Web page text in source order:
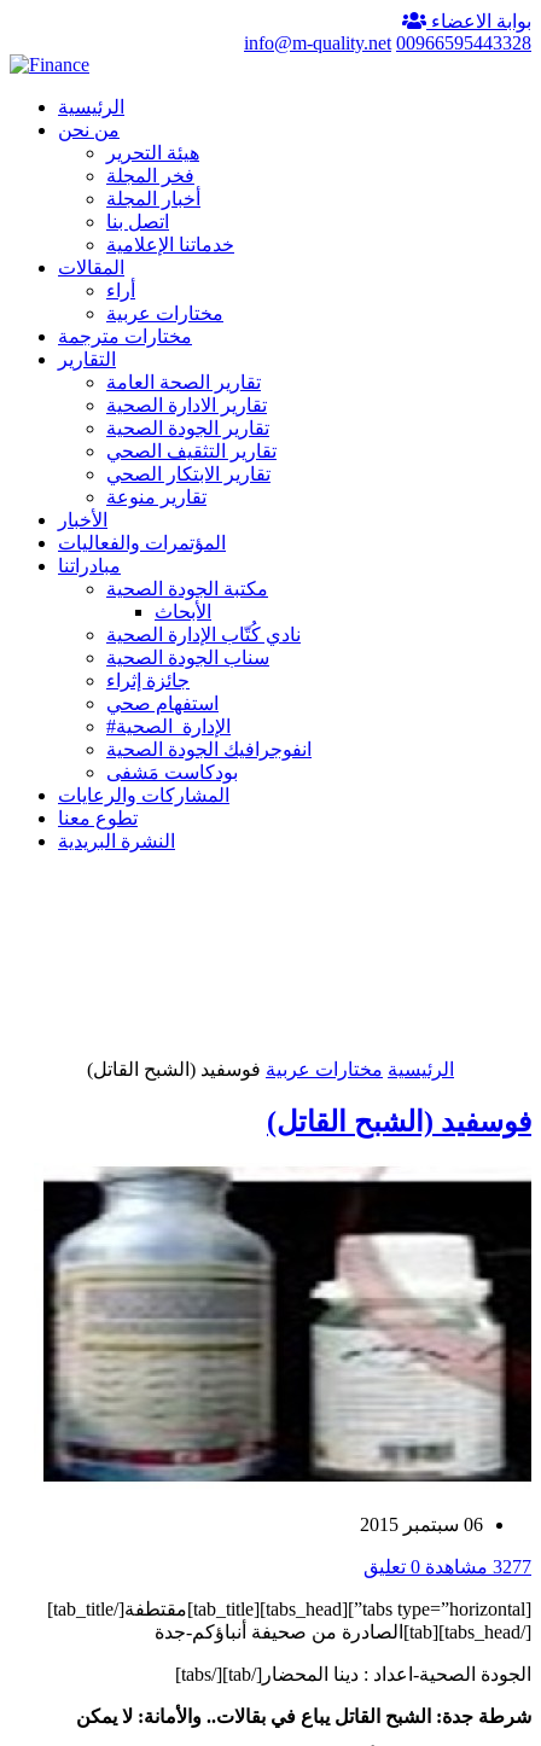
بوابة الاعضاء
00966595443328
info@m-quality.net
الرئيسية
من نحن
هيئة التحرير
فخر المجلة
أخبار المجلة
اتصل بنا
خدماتنا الإعلامية
المقالات
أراء
مختارات عربية
مختارات مترجمة
التقارير
تقارير الصحة العامة
تقارير الادارة الصحية
تقارير الجودة الصحية
تقارير التثقيف الصحي
تقارير الابتكار الصحي
تقارير منوعة
الأخبار
المؤتمرات والفعاليات
مبادراتنا
مكتبة الجودة الصحية
الأبحاث
نادي كُتّاب الإدارة الصحية
سناب الجودة الصحية
جائزة إثراء
استفهام صحي
#الإدارة_الصحية
انفوجرافيك الجودة الصحية
بودكاست مَشفى
المشاركات والرعايات
تطوع معنا
النشرة البريدية
الرئيسية مختارات عربية فوسفيد (الشبح القاتل)
فوسفيد (الشبح القاتل)
06 سبتمبر 2015
3277 مشاهدة 0 تعليق
[tabs type=”horizontal”][tabs_head][tab_title]مقتطفة[/tab_title]
[/tabs_head][tab]الصادرة من صحيفة أنباؤكم-جدة
الجودة الصحية-اعداد : دينا المحضار[/tab][/tabs]
شرطة جدة: الشبح القاتل يباع في بقالات.. والأمانة: لا يمكن